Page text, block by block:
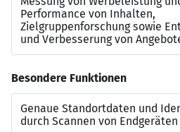
Feedbackkultur ist der Schlüssel
gemeinsamen Erfolg.
Geschlecht, Religion,
Deine Persönlichkeit ist unsere
at #teamspex